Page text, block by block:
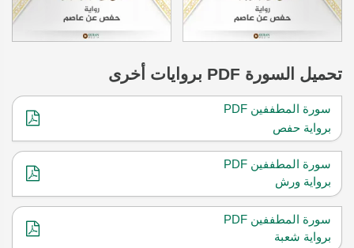
تحميل السورة
سورة المطففين PDF
برواية حفص
سورة المطففين PDF
برواية ورش
سورة المطففين PDF
برواية شعبة